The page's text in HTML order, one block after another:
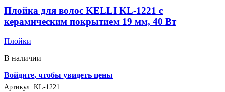
Плойка для волос KELLI KL-1221 с
керамическим покрытием 19 мм, 40 Вт
Плойки
В наличии
Войдите, чтобы увидеть цены
Артикул: KL-1221